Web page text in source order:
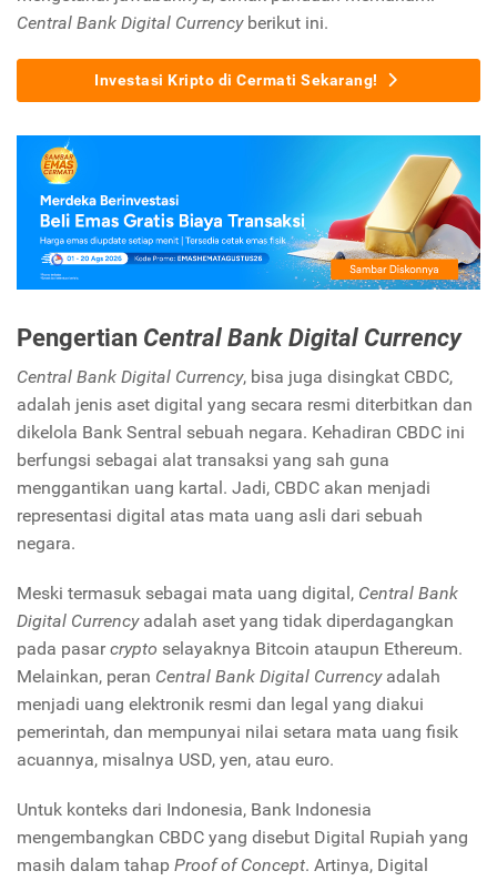
Central Bank Digital Currency berikut ini.
Investasi Kripto di Cermati Sekarang!
Pengertian Central Bank Digital Currency
Central Bank Digital Currency, bisa juga disingkat CBDC,
adalah jenis aset digital yang secara resmi diterbitkan dan
dikelola Bank Sentral sebuah negara. Kehadiran CBDC ini
berfungsi sebagai alat transaksi yang sah guna
menggantikan uang kartal. Jadi, CBDC akan menjadi
representasi digital atas mata uang asli dari sebuah
negara.
Meski termasuk sebagai mata uang digital, Central Bank
Digital Currency adalah aset yang tidak diperdagangkan
pada pasarcrypto selayaknya Bitcoin ataupun Ethereum.
Melainkan, peran Central Bank Digital Currency adalah
menjadi uang elektronik resmi dan legal yang diakui
pemerintah, dan mempunyai nilai setara mata uang fisik
acuannya, misalnya USD, yen, atau euro.
Untuk konteks dari Indonesia, Bank Indonesia
mengembangkan CBDC yang disebut Digital Rupiah yang
masih dalam tahap Proof of Concept. Artinya, Digital